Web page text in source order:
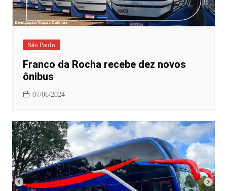
São Paulo
Franco da Rocha recebe dez novos
ônibus
07/06/2024